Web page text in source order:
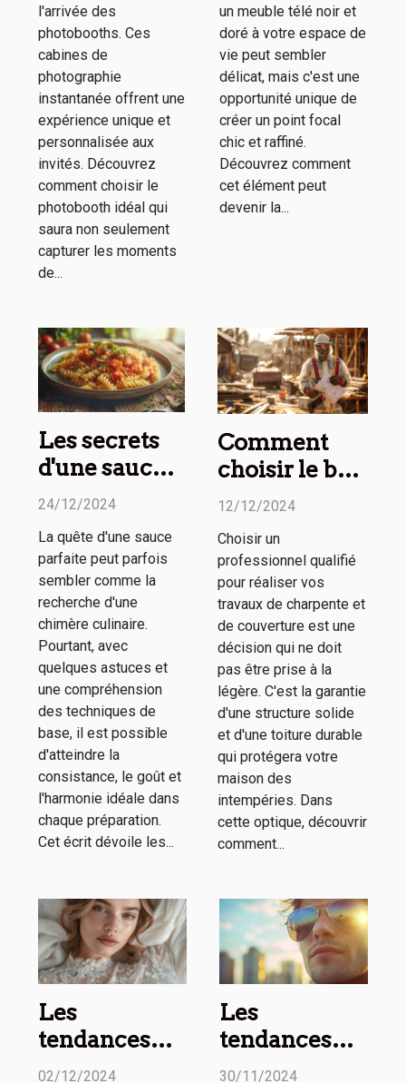
l'arrivée des
photobooths. Ces
cabines de
photographie
instantanée offrent une
expérience unique et
personnalisée aux
invités. Découvrez
comment choisir le
photobooth idéal qui
saura non seulement
capturer les moments
de...
un meuble télé noir et
doré à votre espace de
vie peut sembler
délicat, mais c'est une
opportunité unique de
créer un point focal
chic et raffiné.
Découvrez comment
cet élément peut
devenir la...
Les secrets
d'une sauce
parfaite à
24/12/2024
La quête d'une sauce
parfaite peut parfois
sembler comme la
recherche d'une
chimère culinaire.
Pourtant, avec
quelques astuces et
une compréhension
des techniques de
base, il est possible
d'atteindre la
consistance, le goût et
l'harmonie idéale dans
chaque préparation.
Cet écrit dévoile les...
Comment
choisir le bon
professionnel
travaux de
charpente et
couverture
12/12/2024
Choisir un
professionnel qualifié
pour réaliser vos
travaux de charpente et
de couverture est une
décision qui ne doit
pas être prise à la
légère. C'est la garantie
d'une structure solide
et d'une toiture durable
qui protégera votre
maison des
intempéries. Dans
cette optique, découvrir
comment...
Les
tendances
2023 en
02/12/2024
Les
tendances
actuelles en
30/11/2024